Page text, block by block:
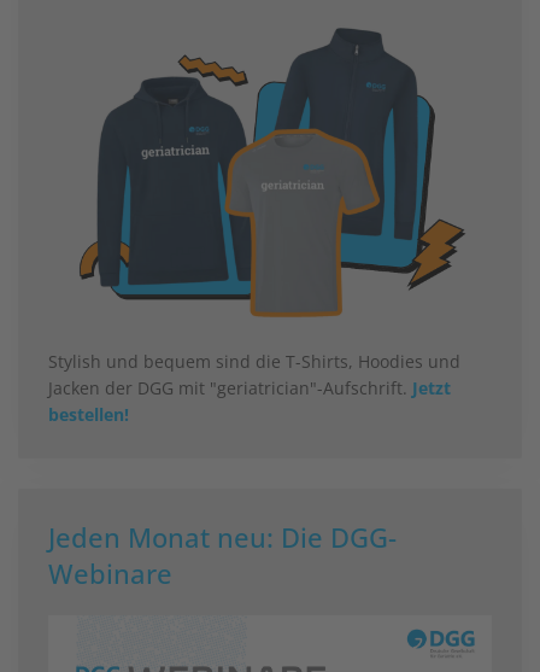
Stylish und bequem sind die T-Shirts, Hoodies und
Jacken der DGG mit "geriatrician"-Aufschrift. Jetzt
bestellen!
Jeden Monat neu: Die DGG-
Webinare